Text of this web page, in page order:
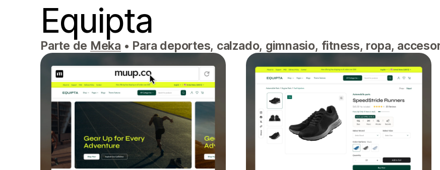
Equipta
Parte de Meka • Para deportes, calzado, gimnasio, fitness, ropa,